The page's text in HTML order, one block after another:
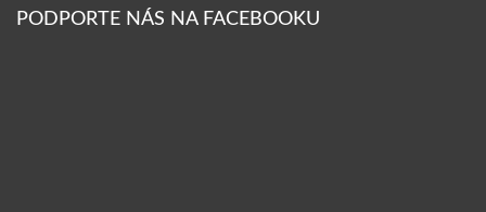
PODPORTE NÁS NA FACEBOOKU